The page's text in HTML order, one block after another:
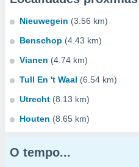
Nieuwegein (3.56 km)
Benschop (4.43 km)
Vianen (4.74 km)
Tull En 't Waal (6.54 km)
Utrecht (8.13 km)
Houten (8.65 km)
O tempo...